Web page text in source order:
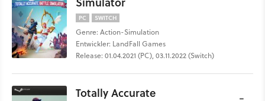
PC SWITCH
Genre: Action-Simulation
Entwickler: LandFall Games
Release: 01.04.2021 (PC), 03.11.2022 (Switch)
Totally Accurate